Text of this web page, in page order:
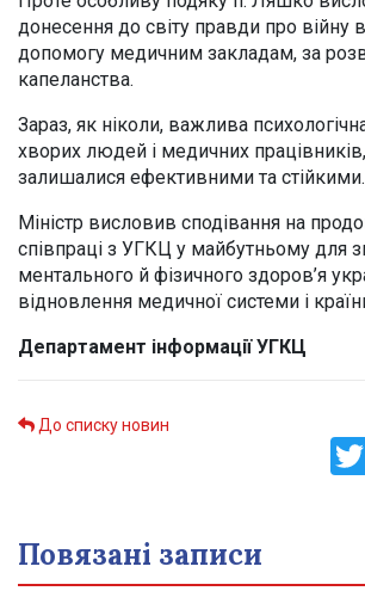
донесення до світу правди про війну в
допомогу медичним закладам, за
капеланства.
Зараз, як ніколи, важлива
хворих людей і медичних
залишалися ефективними та стійкими.
Міністр висловив сподівання на
співпраці з УГКЦ у майбутньому для
ментального й фізичного здоров’я
відновлення медичної системи і
Департамент інформації УГКЦ
До списку новин
Повязані записи